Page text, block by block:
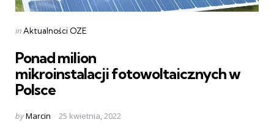
Categories
Posted
inAktualności OZE
Ponad milion
mikroinstalacji fotowoltaicznych w
Polsce
Posted
byMarcin 25 kwietnia, 2022